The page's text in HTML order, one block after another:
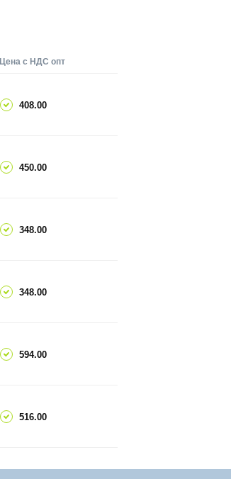
Цена с НДС опт
408.00
450.00
348.00
348.00
594.00
516.00